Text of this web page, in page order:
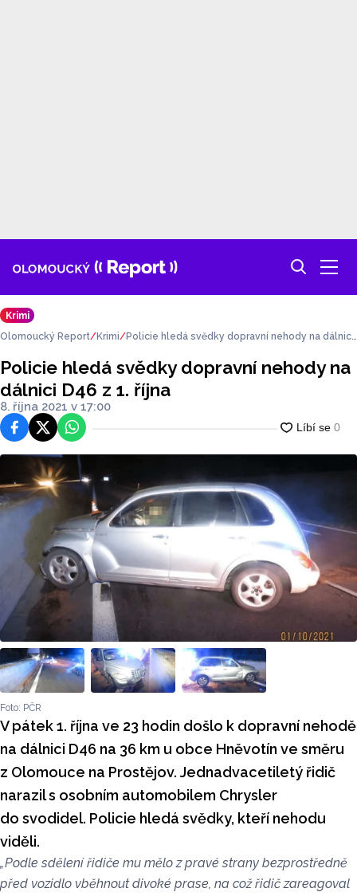
Krimi
Olomoucký Report
Krimi
Policie hledá svědky dopravní nehody na dálnici
Policie hledá svědky dopravní nehody na
dálnici D46 z 1. října
8. října 2021 v 17:00
FacebookPlatforma X
WhatsApp
Foto: PČR
V pátek 1. října ve 23 hodin došlo k dopravní nehodě
na dálnici D46 na 36 km u obce Hněvotín ve směru
z Olomouce na Prostějov. Jednadvacetiletý řidič
narazil s osobním automobilem Chrysler
do svodidel. Policie hledá svědky, kteří nehodu
viděli.
„Podle sdělení řidiče mu mělo z pravé strany bezprostředně
před vozidlo vběhnout divoké prase, na což řidič zareagoval